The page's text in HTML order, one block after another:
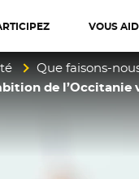
VOUS
Que faisons-
de l’Occitanie